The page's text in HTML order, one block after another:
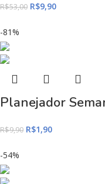
R$53,00 R$9,90
-81%
Planejador
R$9,90 R$1,90
-54%